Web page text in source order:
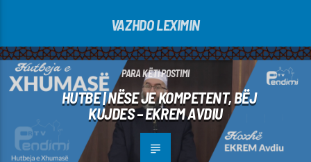
VAZHDO LEXIMIN
PARA KËTI POSTIMI
HUTBE | NËSE JE KOMPETENT, BËJ
KUJDES – EKREM AVDIU